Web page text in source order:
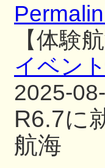
【体験
イベン
2025-
R6.7に
航海